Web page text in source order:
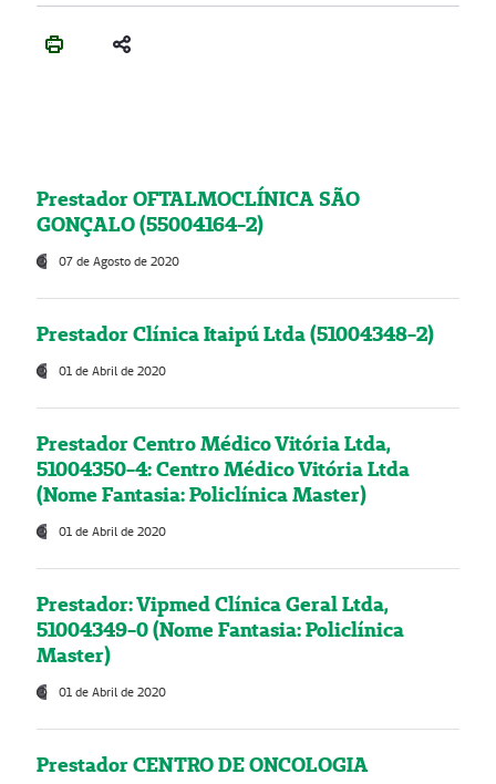
Prestador OFTALMOCLÍNICA SÃO
GONÇALO (55004164-2)
07 de Agosto de 2020
Prestador Clínica Itaipú Ltda (51004348-2)
01 de Abril de 2020
Prestador Centro Médico Vitória Ltda,
51004350-4: Centro Médico Vitória Ltda
(Nome Fantasia: Policlínica Master)
01 de Abril de 2020
Prestador: Vipmed Clínica Geral Ltda,
51004349-0 (Nome Fantasia: Policlínica
Master)
01 de Abril de 2020
Prestador CENTRO DE ONCOLOGIA